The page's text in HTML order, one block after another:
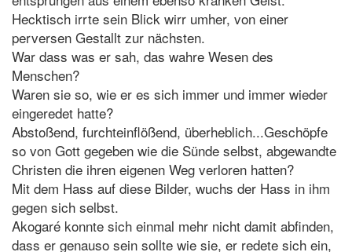
Hecktisch irrte sein Blick wirr umher, von einer
perversen Gestallt zur nächsten.
War dass was er sah, das wahre Wesen des
Menschen?
Waren sie so, wie er es sich immer und immer wieder
eingeredet hatte?
Abstoßend, furchteinflößend, überheblich...Geschöpfe
so von Gott gegeben wie die Sünde selbst, abgewandte
Christen die ihren eigenen Weg verloren hatten?
Mit dem Hass auf diese Bilder, wuchs der Hass in ihm
gegen sich selbst.
Akogaré konnte sich einmal mehr nicht damit abfinden,
dass er genauso sein sollte wie sie, er redete sich ein,